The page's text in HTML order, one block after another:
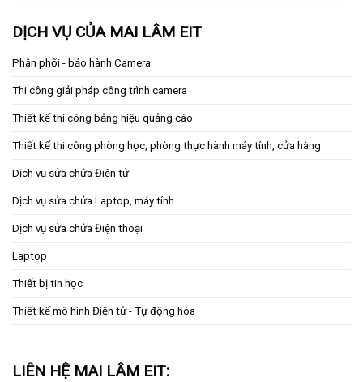
DỊCH VỤ CỦA MAI LÂM EIT
Phân phối - bảo hành Camera
Thi công giải pháp công trình camera
Thiết kế thi công bảng hiệu quảng cáo
Thiết kế thi công phòng học, phòng thực hành máy tính, cửa hàng
Dịch vụ sửa chửa Điện tử
Dịch vụ sửa chửa Laptop, máy tính
Dịch vụ sửa chửa Điện thoại
Laptop
Thiết bị tin học
Thiết kế mô hình Điện tử - Tự động hóa
LIÊN HỆ MAI LÂM EIT: